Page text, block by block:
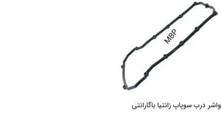
واشر درب سوپاپ زانتیا باگارانتی